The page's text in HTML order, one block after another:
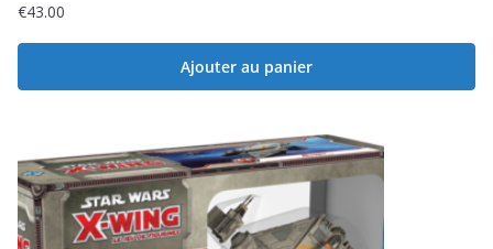
€43.00
Ajouter au panier